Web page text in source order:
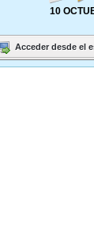
10
Acceder desde el